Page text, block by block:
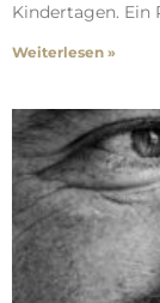
Kindertagen. Ein
Weiterlesen »